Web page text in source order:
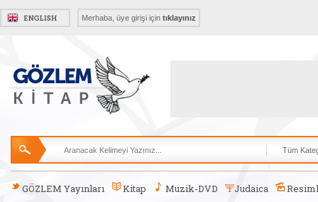
Merhaba, üye girişi için tıklayınız
GÖZLEM Yayınları Kitap Muzik-DVD Judaica